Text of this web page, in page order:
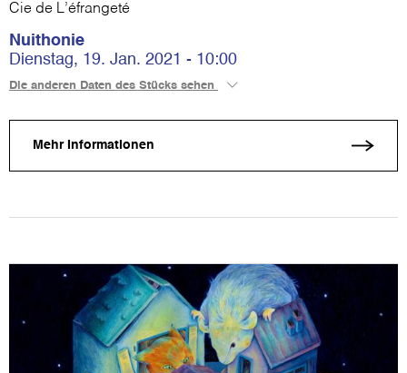
Cie de L’éfrangeté
Nuithonie
Dienstag, 19. Jan. 2021 - 10:00
Die anderen Daten des Stücks sehen
Mehr Informationen